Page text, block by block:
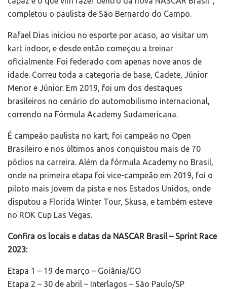
completou o paulista de São Bernardo do Campo.
Rafael Dias iniciou no esporte por acaso, ao visitar um
kart indoor, e desde então começou a treinar
oficialmente. Foi federado com apenas nove anos de
idade. Correu toda a categoria de base, Cadete, Júnior
Menor e Júnior. Em 2019, foi um dos destaques
brasileiros no cenário do automobilismo internacional,
correndo na Fórmula Academy Sudamericana.
É campeão paulista no kart, foi campeão no Open
Brasileiro e nos últimos anos conquistou mais de 70
pódios na carreira. Além da fórmula Academy no Brasil,
onde na primeira etapa foi vice-campeão em 2019, foi o
piloto mais jovem da pista e nos Estados Unidos, onde
disputou a Florida Winter Tour, Skusa, e também esteve
no ROK Cup Las Vegas.
Confira os locais e datas da NASCAR Brasil – Sprint Race
2023:
Etapa 1 – 19 de março – Goiânia/GO
Etapa 2 – 30 de abril – Interlagos – São Paulo/SP